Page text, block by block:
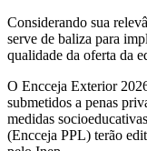
Considerando sua
serve de baliza para
qualidade da oferta da
O Encceja Exterior
submetidos a penas
medidas
(Encceja PPL) terão